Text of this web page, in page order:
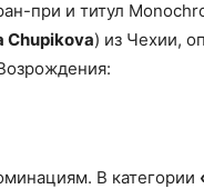
при и титул
Chupikova) из Чехии,
В категории